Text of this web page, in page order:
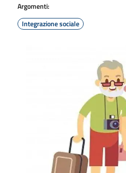
Argomenti:
Integrazione sociale